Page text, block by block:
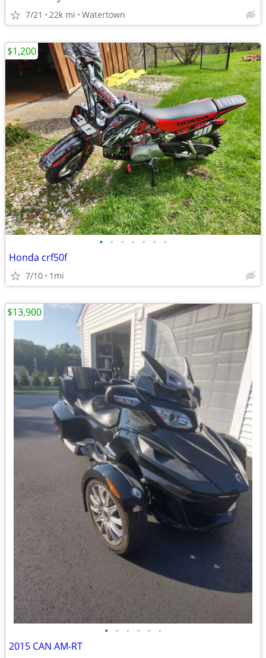
7/21 22k mi Watertown
• • • • • • •
Honda crf50f
7/10 1mi
$1,200
• • • • • •
2015 CAN AM-RT
$13,900